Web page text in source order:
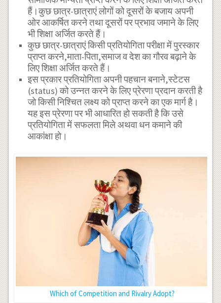
हैं।कुछ छात्र-छात्राएं लोगों को दूसरों के बजाय अपनी
ओर आकर्षित करने तथा दूसरों पर प्रभाव जमाने के लिए
भी शिक्षा अर्जित करते हैं।
कुछ छात्र-छात्राएं किसी प्रतियोगिता परीक्षा में पुरस्कार
प्राप्त करने,माता-पिता,समाज व देश का गौरव बढ़ाने के
लिए शिक्षा अर्जित करते हैं।
इस प्रकार प्रतियोगिता अपनी पहचान बनाने,स्टेटस
(status) को उन्नत करने के लिए प्रेरणा प्रदान करती है
जो किसी निश्चित लक्ष्य को प्राप्त करने का एक मार्ग है।
यह इस प्रेरणा पर भी आधारित हो सकती है कि उसे
प्रतियोगिता में सफलता मिले अथवा धन कमाने की
आकांक्षा हो।
Which of Competition and Rivalry Adopt?